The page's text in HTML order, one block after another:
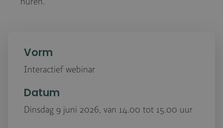
Vorm
Interactief webinar
Datum
Dinsdag 9 juni 2026, van 14.00 tot 15.00 uur